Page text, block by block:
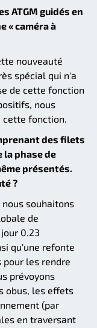
ATGM guidés en
« caméra à
nouveauté
spécial qui n'a
de cette fonction
nous
cette fonction.
des filets
la phase de
présentés.
?
souhaitons
de
0.23
qu'une refonte
pour les rendre
prévoyons
obus, les effets
(par
en traversant